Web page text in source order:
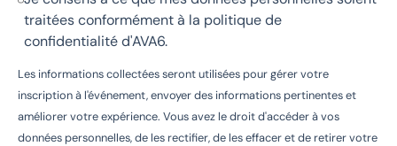
traitées conformément à la politique de
confidentialité d'AVA6.
Les informations collectées seront utilisées pour gérer votre
inscription à l'événement, envoyer des informations pertinentes et
améliorer votre expérience. Vous avez le droit d'accéder à vos
données personnelles, de les rectifier, de les effacer et de retirer votre